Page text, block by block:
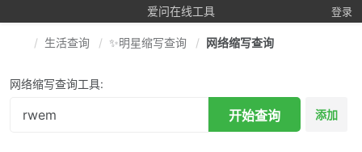
爱问在线工具 登录
生活查询 ✨明星缩写查询 网络缩写查询
网络缩写查询工具:
开始查询 添加